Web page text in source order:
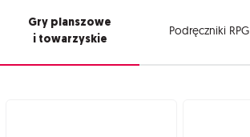
Gry planszowe
i towarzyskie
Podręczniki RPG